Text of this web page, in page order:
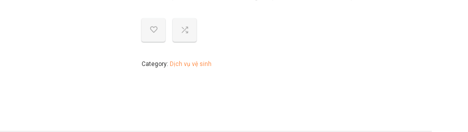
Category: Dịch vụ vệ sinh